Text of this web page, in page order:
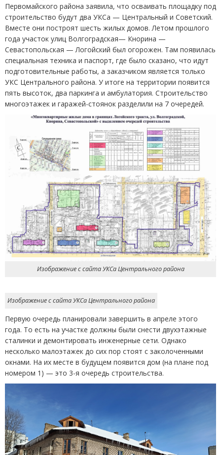
Первомайского района заявила, что осваивать площадку под
строительство будут два УКСа — Центральный и Советский.
Вместе они построят шесть жилых домов. Летом прошлого
года участок улиц Волгоградская— Кнорина —
Севастопольская — Логойский был огорожен. Там появилась
специальная техника и паспорт, где было сказано, что идут
подготовительные работы, а заказчиком является только
УКС Центрального района. У итоге на территории появится
пять высоток, два паркинга и амбулатория. Строительство
многоэтажек и гаражей-стоянок разделили на 7 очередей.
Изображение с сайта УКСа Центрального района
Изображение с сайта УКСа Центрального района
Первую очередь планировали завершить в апреле этого
года. То есть на участке должны были снести двухэтажные
сталинки и демонтировать инженерные сети. Однако
несколько малоэтажек до сих пор стоят с заколоченными
окнами. На их месте в будущем появится дом (на плане под
номером 1) — это 3-я очередь строительства.